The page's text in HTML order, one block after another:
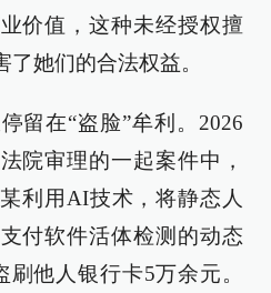
价值，这种未经授权擅
她们的合法权益。
留在“盗脸”牟利。2026
院审理的一起案件中，
利用AI技术，将静态人
付软件活体检测的动态
他人银行卡5万余元。